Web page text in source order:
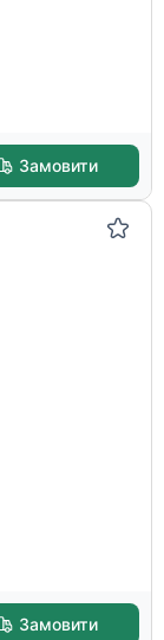
Замовити
Замовити